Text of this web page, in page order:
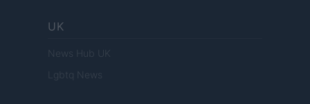
UK
News Hub UK
Lgbtq News